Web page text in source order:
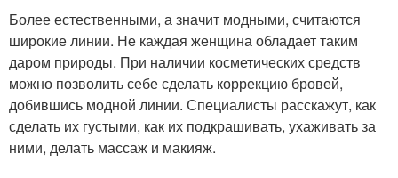
Более естественными, а значит модными, считаются
широкие линии. Не каждая женщина обладает таким
даром природы. При наличии косметических средств
можно позволить себе сделать коррекцию бровей,
добившись модной линии. Специалисты расскажут, как
сделать их густыми, как их подкрашивать, ухаживать за
ними, делать массаж и макияж.